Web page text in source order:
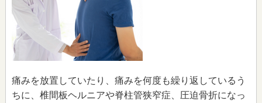
痛みを放置していたり、痛みを何度も繰り返しているう
ちに、椎間板ヘルニアや脊柱管狭窄症、圧迫骨折になっ